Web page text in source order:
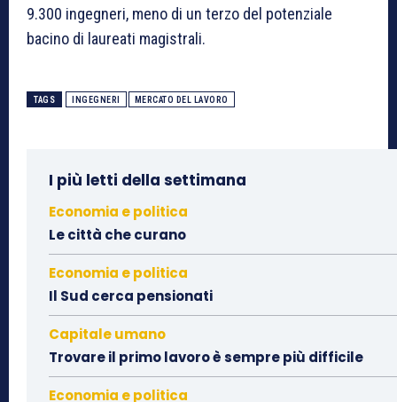
9.300 ingegneri, meno di un terzo del potenziale
bacino di laureati magistrali.
TAGS INGEGNERI MERCATO DEL LAVORO
I più letti della settimana
Economia e politica
Le città che curano
Economia e politica
Il Sud cerca pensionati
Capitale umano
Trovare il primo lavoro è sempre più difficile
Economia e politica